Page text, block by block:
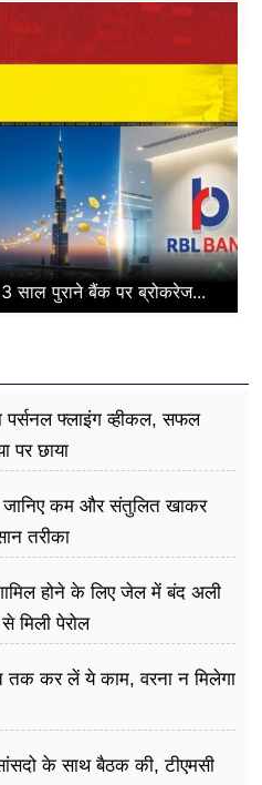
साल पुराने बैंक पर ब्रोकरेज...
पर्सनल फ्लाइंग व्हीकल, सफल
पर छाया
कम और संतुलित खाकर
तरीका
होने के लिए जेल में बंद अली
मिली पेरोल
कर लें ये काम, वरना न मिलेगा
के साथ बैठक की, टीएमसी